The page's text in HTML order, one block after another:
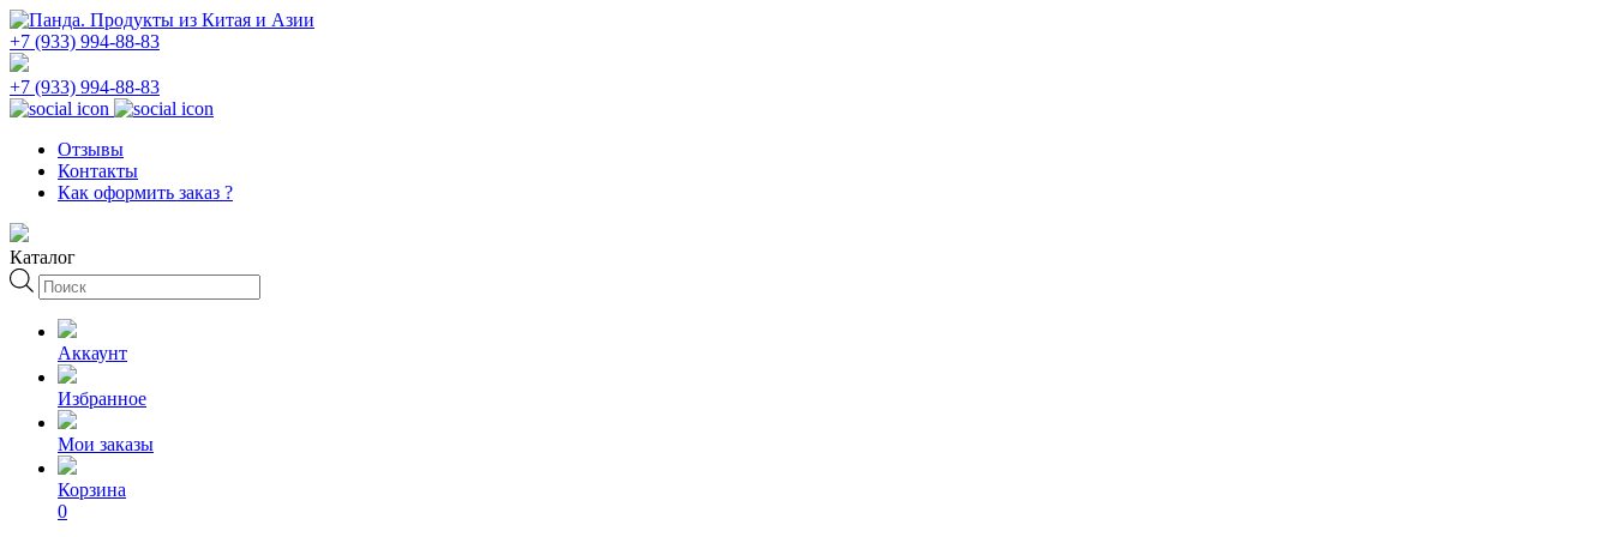
+7 (933) 994-88-83
+7 (933) 994-88-83
Отзывы
Контакты
Как оформить заказ ?
Каталог
Поиск
товаров
Аккаунт
Избранное
Мои заказы
Корзина
0